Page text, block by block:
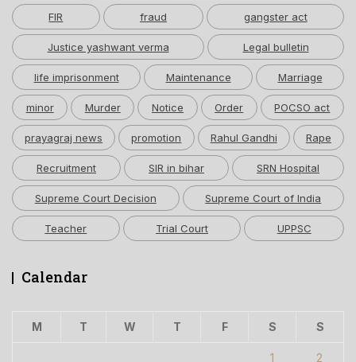
FIR fraud gangster act
Justice yashwant verma Legal bulletin
life imprisonment Maintenance Marriage
minor Murder Notice Order POCSO act
prayagraj news promotion Rahul Gandhi Rape
Recruitment SIR in bihar SRN Hospital
Supreme Court Decision Supreme Court of India
Teacher Trial Court UPPSC
Calendar
M T W T F S S
1 2